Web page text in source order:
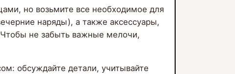
но возьмите все необходимое для
наряды), а также аксессуары,
не забыть важные мелочи,
обсуждайте детали, учитывайте